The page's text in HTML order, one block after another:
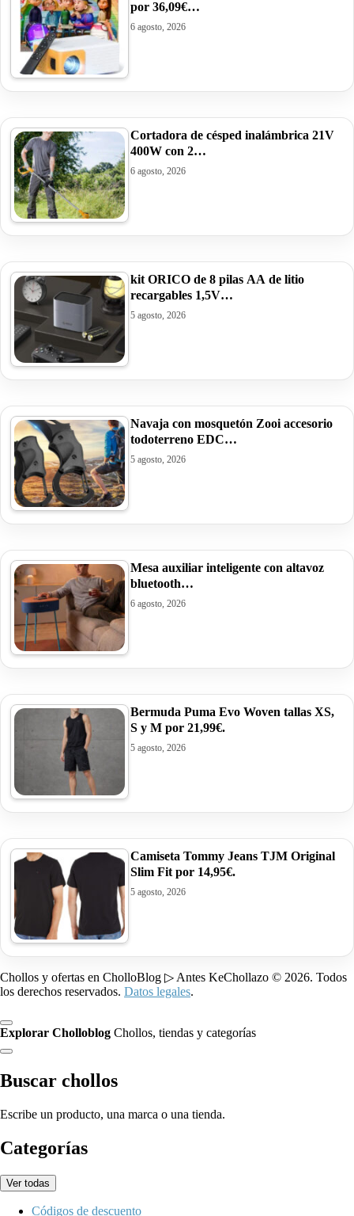
por 36,09€…
6 agosto, 2026
Cortadora de césped inalámbrica 21V
400W con 2…
6 agosto, 2026
kit ORICO de 8 pilas AA de litio
recargables 1,5V…
5 agosto, 2026
Navaja con mosquetón Zooi accesorio
todoterreno EDC…
5 agosto, 2026
Mesa auxiliar inteligente con altavoz
bluetooth…
6 agosto, 2026
Bermuda Puma Evo Woven tallas XS,
S y M por 21,99€.
5 agosto, 2026
Camiseta Tommy Jeans TJM Original
Slim Fit por 14,95€.
5 agosto, 2026
Chollos y ofertas en CholloBlog ▷ Antes KeChollazo © 2026. Todos
los derechos reservados. Datos legales.
Explorar Cholloblog Chollos, tiendas y categorías
Buscar chollos
Escribe un producto, una marca o una tienda.
Categorías
Ver todas
Códigos de descuento